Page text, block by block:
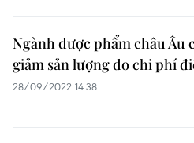
Ngành dược phẩm châu Âu
giảm sản lượng do chi phí
28/09/2022 14:38